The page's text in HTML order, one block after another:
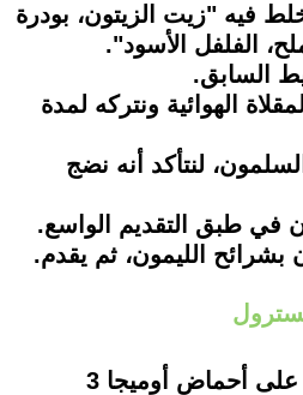
فيه "زيت الزيتون، بودرة
الفلفل الأسود".
الهوائية ونتركه لمدة
لنتأكد أنه نضج
يحتوي سمك السلمون على أحماض أوميجا 3